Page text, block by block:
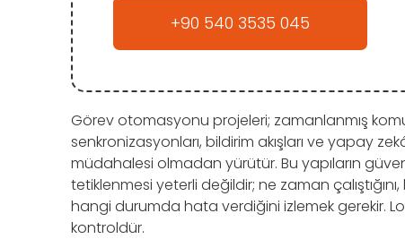
+90 540 3535 045
Görev otomasyonu projeleri; zamanlanmış
senkronizasyonları, bildirim akışları ve yapay
müdahalesi olmadan yürütür. Bu yapıların
tetiklenmesi yeterli değildir; ne zaman
hangi durumda hata verdiğini izlemek gerekir.
kontroldür.